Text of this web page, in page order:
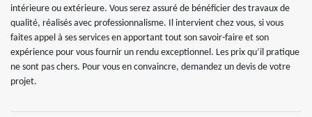
intérieure ou extérieure. Vous serez assuré de bénéficier des travaux de
qualité, réalisés avec professionnalisme. Il intervient chez vous, si vous
faites appel à ses services en apportant tout son savoir-faire et son
expérience pour vous fournir un rendu exceptionnel. Les prix qu’il pratique
ne sont pas chers. Pour vous en convaincre, demandez un devis de votre
projet.